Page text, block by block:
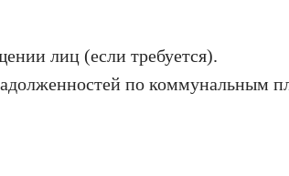
лиц (если требуется).
по коммунальным